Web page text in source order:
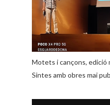
Motets i cançons, edició
Sintes amb obres mai